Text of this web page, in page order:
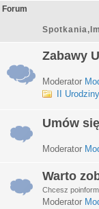
Forum
Zabawy
Moderator
II
Umów
Moderator
Warto
Chcesz
Moderator